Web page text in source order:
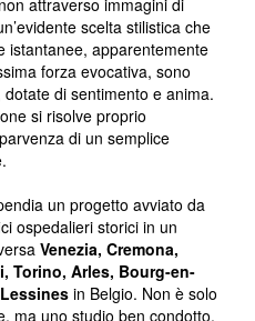
attraverso immagini di
scelta stilistica che
istantanee, apparentemente
forza evocativa, sono
di sentimento e anima.
si risolve proprio
di un semplice
un progetto avviato da
ospedalieri storici in un
Venezia, Cremona,
Torino, Arles, Bourg-en-
Lessines in Belgio. Non è solo
ma uno studio ben condotto,